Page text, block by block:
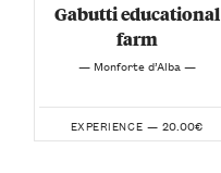
Gabutti educational
farm
— Monforte d’Alba —
EXPERIENCE — 20.00€